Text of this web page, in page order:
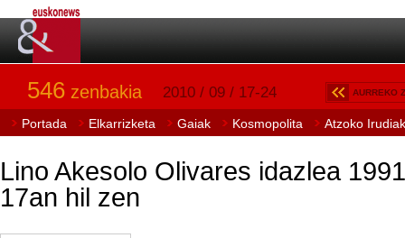
546 zenbakia 2010 / 09 / 17-24 AURREKO
Portada Elkarrizketa Gaiak Kosmopolita Atzoko Irudiak
Lino Akesolo Olivares idazlea
17an hil zen